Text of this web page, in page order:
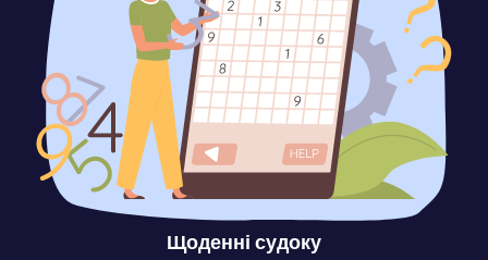
Щоденні судоку